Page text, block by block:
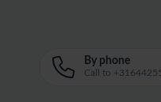
By phone
Call to